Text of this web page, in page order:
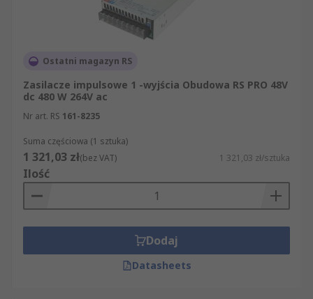
Ostatni magazyn RS
Zasilacze impulsowe 1 -wyjścia Obudowa RS PRO 48V
dc 480 W 264V ac
Nr art. RS 161-8235
Suma częściowa (1 sztuka)
1 321,03 zł(bez VAT) 1 321,03 zł/sztuka
Ilość
Dodaj
Datasheets